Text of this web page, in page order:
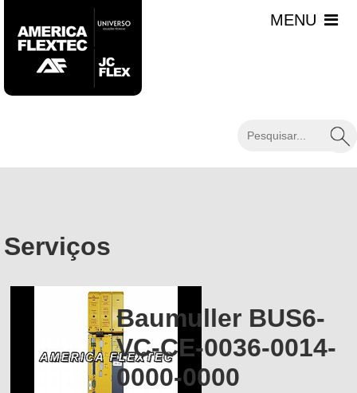
Serviços
Baumuller BUS6-
VC-CE-0036-0014-
0000-0000